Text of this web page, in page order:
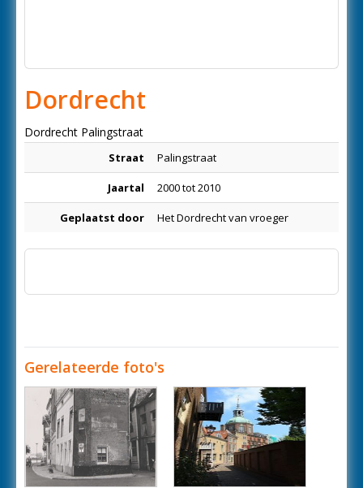
Dordrecht
Dordrecht Palingstraat
Straat Palingstraat
Jaartal 2000 tot 2010
Geplaatst door Het Dordrecht van vroeger
Gerelateerde foto's